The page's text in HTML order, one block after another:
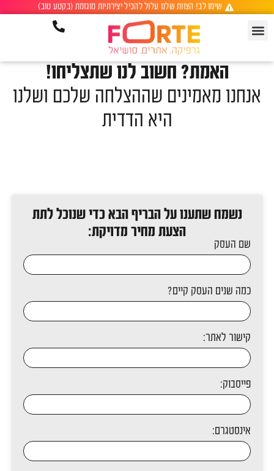
שימו לב! הצוות שלנו עלול להכיל יצירתיות מוגזמת (בקטע טוב)
האמת? חשוב לנו שתצליחו!
אנחנו מאמינים שההצלחה שלכם ושלנו
היא הדדית
נשמח שתענו על הבריף הבא כדי שנוכל לתת
הצעת מחיר מדויקת:
שם העסק
כמה שנים העסק קיים?
קישור לאתר:
פייסבוק:
אינסטגרם: